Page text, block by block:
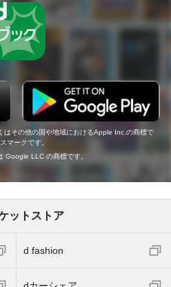
その他の国や地域におけるApple Inc.の商標で
マークです。
LLC の商標です。
ットストア
d fashion